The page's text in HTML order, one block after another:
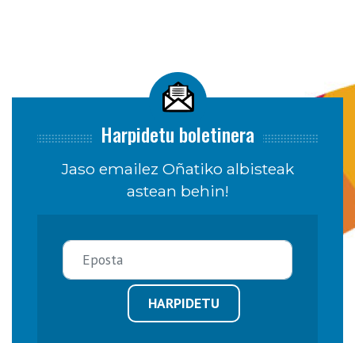
Harpidetu boletinera
Jaso emailez Oñatiko albisteak
astean behin!
HARPIDETU